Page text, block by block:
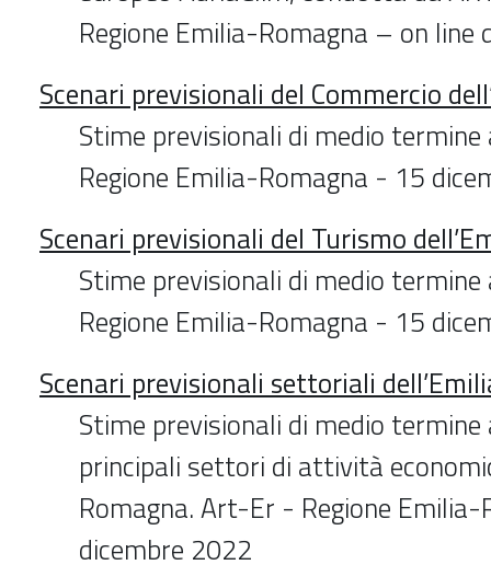
Regione Emilia-Romagna – on line
Scenari previsionali del Commercio
Stime previsionali di medio
Regione Emilia-Romagna - 15
Scenari previsionali del Turismo
Stime previsionali di medio
Regione Emilia-Romagna - 15
Scenari previsionali settoriali
Stime previsionali di medio
principali settori di attività
Romagna. Art-Er - Regione
dicembre 2022